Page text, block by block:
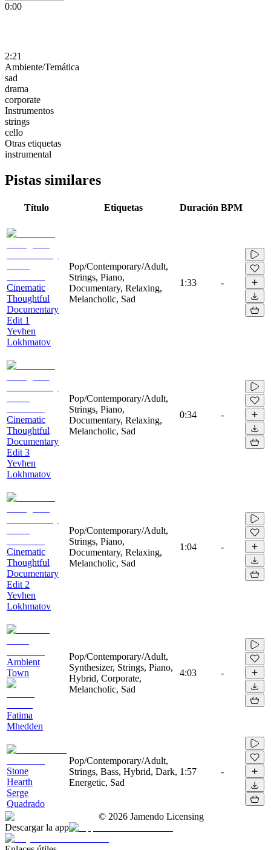
0:00
2:21
Ambiente/Temática
sad
drama
corporate
Instrumentos
strings
cello
Otras etiquetas
instrumental
Pistas similares
Título Etiquetas Duración BPM
Cinematic
Thoughtful
Documentary
Edit 1
Yevhen
Lokhmatov
Pop/Contemporary/Adult,
Strings, Piano,
Documentary, Relaxing,
Melancholic, Sad
1:33 -
Cinematic
Thoughtful
Documentary
Edit 3
Yevhen
Lokhmatov
Pop/Contemporary/Adult,
Strings, Piano,
Documentary, Relaxing,
Melancholic, Sad
0:34 -
Cinematic
Thoughtful
Documentary
Edit 2
Yevhen
Lokhmatov
Pop/Contemporary/Adult,
Strings, Piano,
Documentary, Relaxing,
Melancholic, Sad
1:04 -
Ambient
Town
Fatima
Mhedden
Pop/Contemporary/Adult,
Synthesizer, Strings, Piano,
Hybrid, Corporate,
Melancholic, Sad
4:03 -
Stone
Hearth
Serge
Quadrado
Pop/Contemporary/Adult,
Strings, Bass, Hybrid, Dark,
Energetic, Sad
1:57 -
© 2026 Jamendo Licensing
Descargar la app